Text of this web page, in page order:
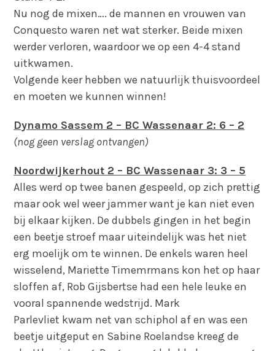
Nu nog de mixen…. de mannen en vrouwen van
Conquesto waren net wat sterker. Beide mixen
werder verloren, waardoor we op een 4-4 stand
uitkwamen.
Volgende keer hebben we natuurlijk thuisvoordeel
en moeten we kunnen winnen!
Dynamo Sassem 2 – BC Wassenaar 2: 6 – 2
(nog geen verslag ontvangen)
Noordwijkerhout 2 – BC Wassenaar 3: 3 – 5
Alles werd op twee banen gespeeld, op zich prettig
maar ook wel weer jammer want je kan niet even
bij elkaar kijken. De dubbels gingen in het begin
een beetje stroef maar uiteindelijk was het niet
erg moelijk om te winnen. De enkels waren heel
wisselend, Mariette Timemrmans kon het op haar
sloffen af, Rob Gijsbertse had een hele leuke en
vooral spannende wedstrijd. Mark
Parlevliet kwam net van schiphol af en was een
beetje uitgeput en Sabine Roelandse kreeg de